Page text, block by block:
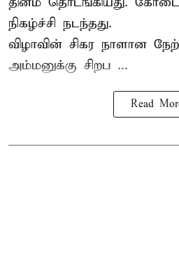
நிகழ்ச்சி நடந்தது.
விழாவின் சிகர நாளான
அம்மனுக்கு சிறப ...
Read